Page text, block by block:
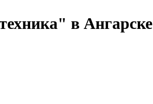
в Ангарске